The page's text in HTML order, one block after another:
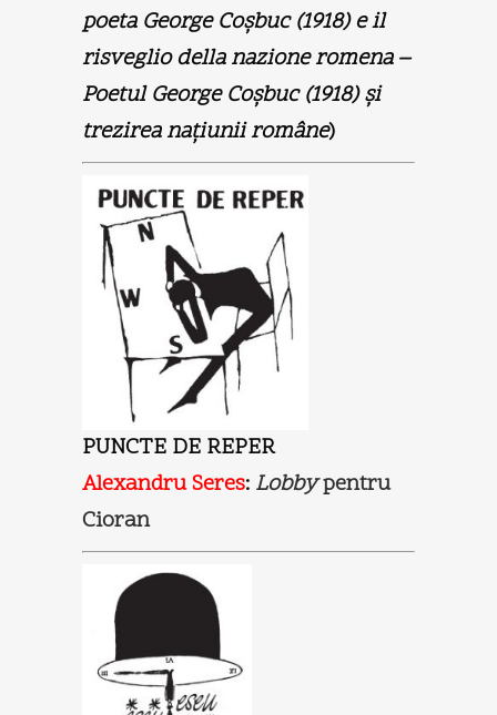
poeta George Coşbuc (1918) e il
risveglio della nazione romena –
Poetul George Coşbuc (1918) şi
trezirea naţiunii române)
PUNCTE DE REPER
Alexandru Seres: Lobbypentru
Cioran